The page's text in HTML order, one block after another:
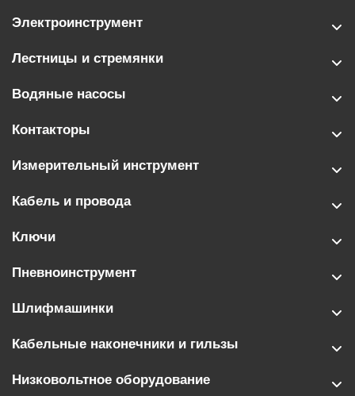
Электроинструмент
Лестницы и стремянки
Водяные насосы
Контакторы
Измерительный инструмент
Кабель и провода
Ключи
Пневноинструмент
Шлифмашинки
Кабельные наконечники и гильзы
Низковольтное оборудование